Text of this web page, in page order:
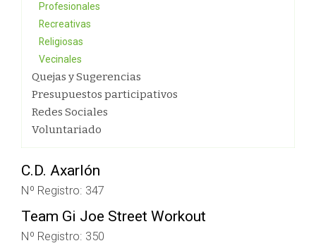
Profesionales
Recreativas
Religiosas
Vecinales
Quejas y Sugerencias
Presupuestos participativos
Redes Sociales
Voluntariado
C.D. Axarlón
Nº Registro: 347
Team Gi Joe Street Workout
Nº Registro: 350